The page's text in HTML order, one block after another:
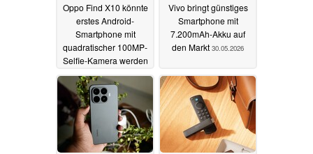
Oppo Find X10 könnte
erstes Android-
Smartphone mit
quadratischer 100MP-
Selfie-Kamera werden
31.05.2026
Vivo bringt günstiges
Smartphone mit
7.200mAh-Akku auf
den Markt 30.05.2026